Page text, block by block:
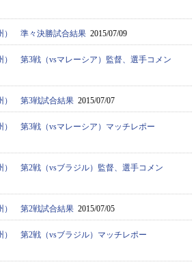
） 準々決勝試合結果 2015/07/09
） 第3戦（vsマレーシア）監督、選手コメン
） 第3戦試合結果 2015/07/07
） 第3戦（vsマレーシア）マッチレポー
） 第2戦（vsブラジル）監督、選手コメン
） 第2戦試合結果 2015/07/05
） 第2戦（vsブラジル）マッチレポー